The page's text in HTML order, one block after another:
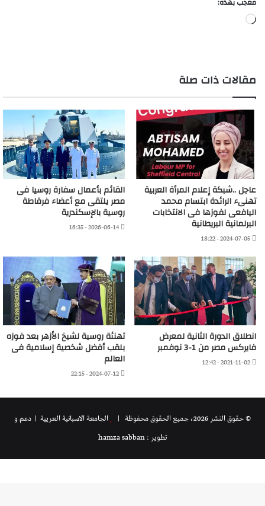
جاري
مقالات ذات صلة
عاجل ..شبكة إعلام المرأة العربية
تهنىء الرائدة ابتسام محمد
اليافعى لفوزها فى الانتخابات
البرلمانية البريطانية
2024-07-05 - 18:22
القائم بأعمال سفارة روسيا فى
مصر يلتقى مع أعضاء فرقاطة
روسية بالإسكندرية
2026-06-14 - 16:35
انطلاق الدورة الثانية لمعرض
فايركس مصر من 1-3 نوفمبر
2021-11-02 - 12:42
تهنئة روسية لشيخ الأزهر بعد فوزه
بلقب أفضل شخصية إسلامية فى
العالم
2024-07-12 - 22:15
© حقوق النشر 2026، جميع الحقوق محفوظة | الجامعة الاسبانية العريية | دعم و
تطوير : hamza sabban